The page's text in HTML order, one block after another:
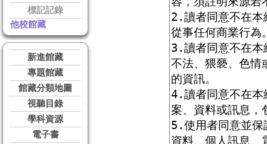
標記記錄
他校館藏
新進館藏
專題館藏
館藏分類地圖
視聽目錄
學科資源
電子書